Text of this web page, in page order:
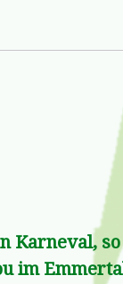
Karneval,
im